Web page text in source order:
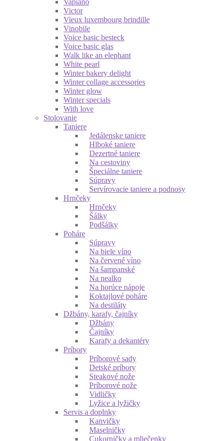
Vapiano
Victor
Vieux luxembourg brindille
Vinobile
Voice basic besteck
Voice basic glas
Walk like an elephant
White pearl
Winter bakery delight
Winter collage accessories
Winter glow
Winter specials
With love
Stolovanie
Taniere
Jedálenske taniere
Hlboké taniere
Dezertné taniere
Na cestoviny
Špeciálne taniere
Súpravy
Servírovacie taniere a podnosy
Hrnčeky
Hrnčeky
Šálky
Podšálky
Poháre
Súpravy
Na biele víno
Na červené víno
Na šampanské
Na nealko
Na horúce nápoje
Koktajlové poháre
Na destiláty
Džbány, karafy, čajníky
Džbány
Čajníky
Karafy a dekantéry
Príbory
Príborové sady
Detské príbory
Steakové nože
Príborové nože
Vidličky
Lyžice a lyžičky
Servis a doplnky
Kanvičky
Maselničky
Cukorničky a mliečenky